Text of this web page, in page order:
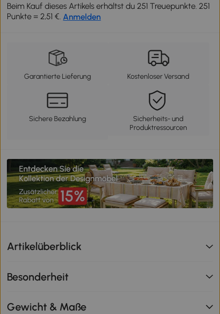
Beim Kauf dieses Artikels erhältst du 251 Treuepunkte. 251
Punkte = 2,51 €. Anmelden
Garantierte Lieferung Kostenloser Versand
Sichere Bezahlung
Sicherheits- und
Produktressourcen
Artikelüberblick
Besonderheit
Gewicht & Maße